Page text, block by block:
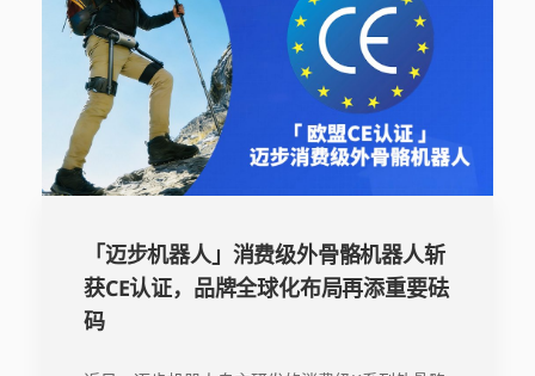
「迈步机器人」消费级外骨骼机器人斩
获CE认证，品牌全球化布局再添重要砝
码